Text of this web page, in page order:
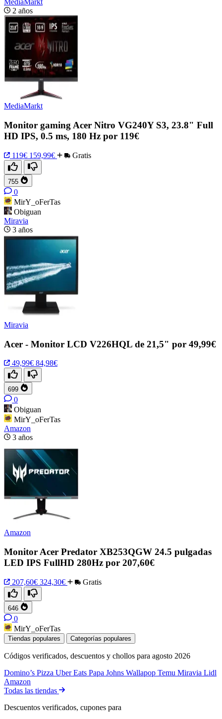
MediaMarkt
2 años
MediaMarkt
Monitor gaming Acer Nitro VG240Y S3, 23.8" Full
HD IPS, 0.5 ms, 180 Hz por 119€
119€ 159,99€ Gratis
755
0
MirY_oFerTas
Obiguan
Miravia
3 años
Miravia
Acer - Monitor LCD V226HQL de 21,5" por 49,99€
49,99€ 84,98€
699
0
Obiguan
MirY_oFerTas
Amazon
3 años
Amazon
Monitor Acer Predator XB253QGW 24.5 pulgadas
LED IPS FullHD 280Hz por 207,60€
207,60€ 324,30€ Gratis
646
0
MirY_oFerTas
Tiendas populares Categorías populares
Códigos verificados, descuentos y chollos para agosto 2026
Domino’s Pizza Uber Eats Papa Johns Wallapop Temu Miravia Lidl
Amazon
Todas las tiendas
Descuentos verificados, cupones para